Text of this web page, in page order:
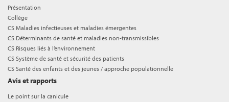
Présentation
Collège
CS Maladies infectieuses et maladies émergentes
CS Déterminants de santé et maladies non-transmissibles
CS Risques liés à l’environnement
CS Système de santé et sécurité des patients
CS Santé des enfants et des jeunes / approche populationnelle
Avis et rapports
Le point sur la canicule